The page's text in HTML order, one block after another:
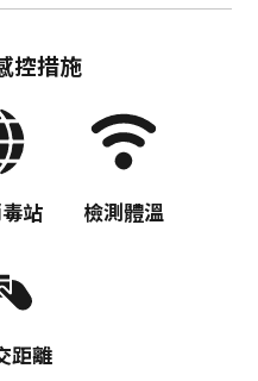
控措施
站 檢測體溫
距離